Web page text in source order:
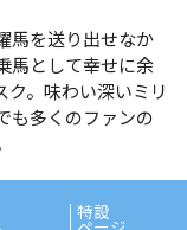
馬を送り出せなか
馬として幸せに余
ク。味わい深いミリ
も多くのファンの
特設